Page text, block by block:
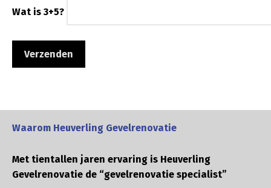
Wat is 3+5?
Waarom Heuverling Gevelrenovatie
Met tientallen jaren ervaring is Heuverling
Gevelrenovatie de “gevelrenovatie specialist”